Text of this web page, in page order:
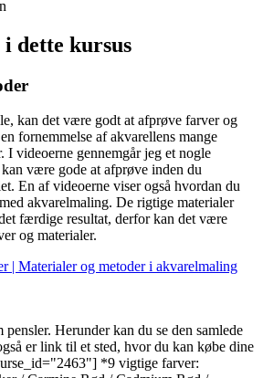
dette kursus
kan det være godt at afprøve farver og
fornemmelse af akvarellens mange
I videoerne gennemgår jeg et nogle
være gode at afprøve inden du
En af videoerne viser også hvordan du
akvarelmaling. De rigtige materialer
færdige resultat, derfor kan det være
og materialer.
| Materialer og metoder i akvarelmaling
Herunder kan du se den samlede
er link til et sted, hvor du kan købe dine
*9 vigtige farver: